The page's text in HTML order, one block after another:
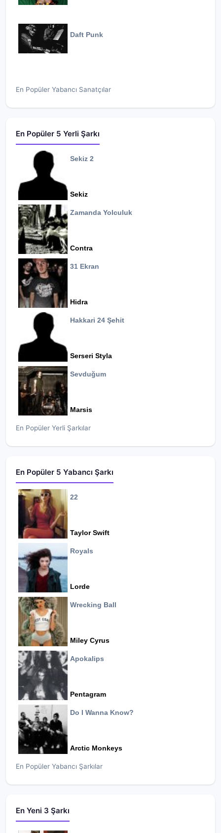
Daft Punk
En Popüler Yabancı Sanatçılar
En Popüler 5 Yerli Şarkı
Sekiz 2
Sekiz
Zamanda Yolculuk
Contra
31 Ekran
Hidra
Hakkari 24 Şehit
Serseri Styla
Sevduğum
Marsis
En Popüler Yerli Şarkılar
En Popüler 5 Yabancı Şarkı
22
Taylor Swift
Royals
Lorde
Wrecking Ball
Miley Cyrus
Apokalips
Pentagram
Do I Wanna Know?
Arctic Monkeys
En Popüler Yabancı Şarkılar
En Yeni 3 Şarkı